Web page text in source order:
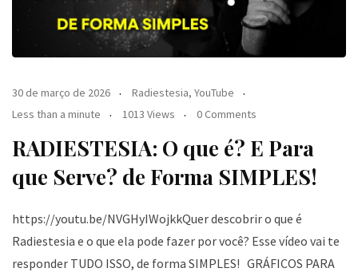
30 de março de 2026 Radiestesia, YouTube
Less than a minute
1013 Views 0 Comments
RADIESTESIA: O que é? E Para
que Serve? de Forma SIMPLES!
https://youtu.be/NVGHyIWojkkQuer descobrir o que é
Radiestesia e o que ela pode fazer por você? Esse vídeo vai te
responder TUDO ISSO, de forma SIMPLES! GRÁFICOS PARA